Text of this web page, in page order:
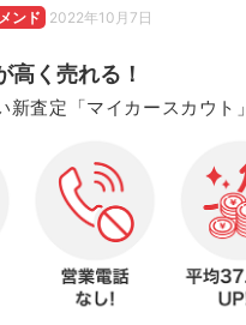
ンド 2022年10月7日
高く売れる！
新査定「マイカースカウト」